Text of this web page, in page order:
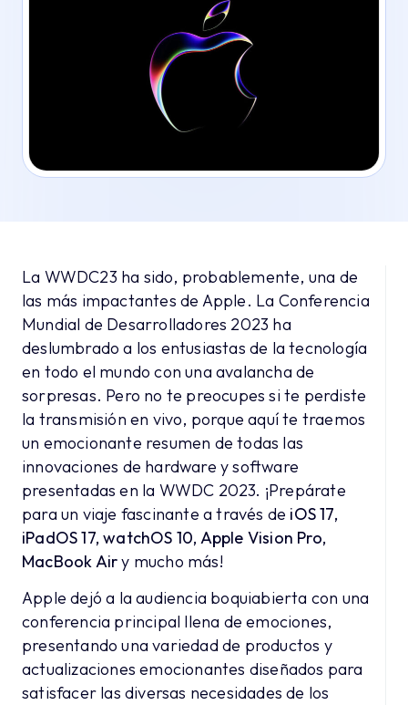
La WWDC23 ha sido, probablemente, una de
las más impactantes de Apple. La Conferencia
Mundial de Desarrolladores 2023 ha
deslumbrado a los entusiastas de la tecnología
en todo el mundo con una avalancha de
sorpresas. Pero no te preocupes si te perdiste
la transmisión en vivo, porque aquí te traemos
un emocionante resumen de todas las
innovaciones de hardware y software
presentadas en la WWDC 2023. ¡Prepárate
para un viaje fascinante a través de iOS 17,
iPadOS 17, watchOS 10, Apple Vision Pro,
MacBook Airy mucho más!
Apple dejó a la audiencia boquiabierta con una
conferencia principal llena de emociones,
presentando una variedad de productos y
actualizaciones emocionantes diseñados para
satisfacer las diversas necesidades de los